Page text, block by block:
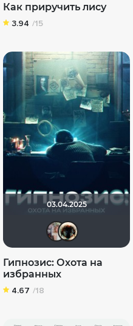
Как приручить лису
3.94 /15
03.04.2025
Гипнозис: Охота на
избранных
4.67 /18